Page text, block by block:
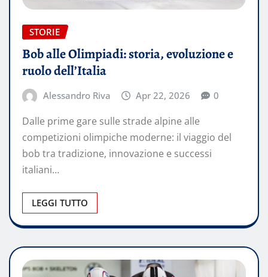
STORIE
Bob alle Olimpiadi: storia, evoluzione e
ruolo dell’Italia
Alessandro Riva Apr 22, 2026 0
Dalle prime gare sulle strade alpine alle
competizioni olimpiche moderne: il viaggio del
bob tra tradizione, innovazione e successi
italiani…
LEGGI TUTTO